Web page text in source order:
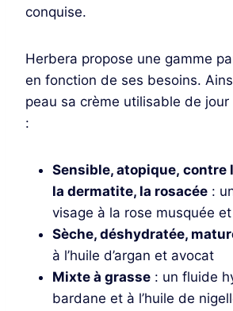
conquise.
Herbera propose une gamme
en fonction de ses besoins.
peau sa crème utilisable de
:
Sensible, atopique, contre
la dermatite, la rosacée :
visage à la rose musquée
Sèche, déshydratée,
à l’huile d’argan et avocat
Mixte à grasse : un fluide
bardane et à l’huile de